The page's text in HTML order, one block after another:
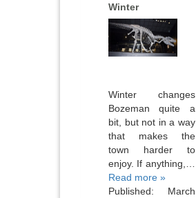
Winter
Winter changes
Bozeman quite a
bit, but not in a way
that makes the
town harder to
enjoy. If anything,…
Read more »
Published: March